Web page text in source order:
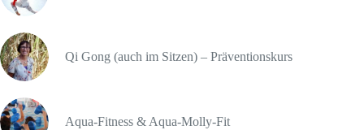
Qi Gong (auch im Sitzen) – Präventionskurs
Aqua-Fitness & Aqua-Molly-Fit